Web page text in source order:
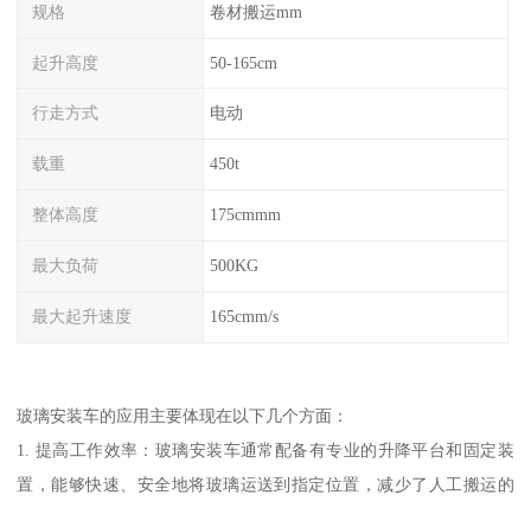
规格 卷材搬运mm
起升高度 50-165cm
行走方式 电动
载重 450t
整体高度 175cmmm
最大负荷 500KG
最大起升速度 165cmm/s
玻璃安装车的应用主要体现在以下几个方面：
1. 提高工作效率：玻璃安装车通常配备有专业的升降平台和固定装
置，能够快速、安全地将玻璃运送到指定位置，减少了人工搬运的